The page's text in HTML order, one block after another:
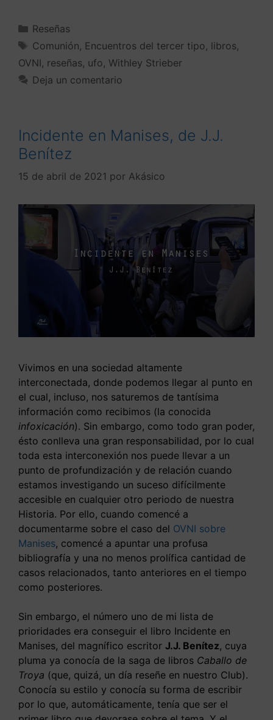
Reseñas
Comunión, Encuentros del tercer tipo, libros,
OVNI, reseñas, ufo, Withley Strieber
Deja un comentario
Incidente en Manises, de J.J.
Benítez
15 de abril de 2021 por Akásico
Vivimos en una sociedad altamente
interconectada, donde podemos llegar al punto en
el cual, incluso, nos saturemos de tantísima
información como recibimos (la conocida
infoxicación). Sin embargo, como todo gran poder,
ésto conlleva una gran responsabilidad, por lo cual
toda esta interconexión nos puede llevar a un
punto de profundización y de relación cuando
estamos investigando un suceso difícilmente
accesible en cualquier otro periodo de nuestra
Historia. Por ello, cuando comencé a
documentarme sobre el caso del OVNI sobre
Manises, comencé a apuntar una profusa
bibliografía y una no menos prolífica cantidad de
casos relacionados, tanto anteriores en el tiempo
como posteriores.
Sin embargo, el número uno de mi lista de
prioridades era conseguir el libro Incidente en
Manises, del magnífico escritor J.J. Benítez, cuya
pluma ya conocía de la saga de libros Caballo de
Troya (que, quizá, un día reseñe en nuestro Club).
Conocía su estilo y conocía su forma de escribir
por lo que, automáticamente, tenía que ser el